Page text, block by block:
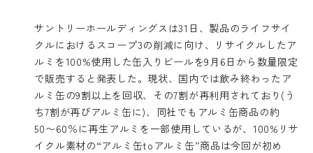
サントリーホールディングスは31日、製品のライフサイ
クルにおけるスコープ3の削減に向け、リサイクルしたア
ルミを100%使用した缶入りビールを9月6日から数量限定
で販売すると発表した。現状、国内では飲み終わったア
ルミ缶の9割以上を回収、その7割が再利用されており(う
ち7割が再びアルミ缶に)、同社でもアルミ缶商品の約
50〜60％に再生アルミを一部使用しているが、100%リサ
イクル素材の“アルミ缶toアルミ缶”商品は今回が初め